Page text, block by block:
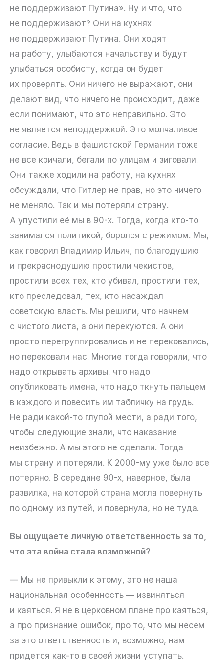
не поддерживают Путина». Ну и что, что
не поддерживают? Они на кухнях
не поддерживают Путина. Они ходят
на работу, улыбаются начальству и будут
улыбаться особисту, когда он будет
их проверять. Они ничего не выражают, они
делают вид, что ничего не происходит, даже
если понимают, что это неправильно. Это
не является неподдержкой. Это молчаливое
согласие. Ведь в фашистской Германии тоже
не все кричали, бегали по улицам и зиговали.
Они также ходили на работу, на кухнях
обсуждали, что Гитлер не прав, но это ничего
не меняло. Так и мы потеряли страну.
А упустили её мы в 90-х. Тогда, когда кто-то
занимался политикой, боролся с режимом. Мы,
как говорил Владимир Ильич, по благодушию
и прекраснодушию простили чекистов,
простили всех тех, кто убивал, простили тех,
кто преследовал, тех, кто насаждал
советскую власть. Мы решили, что начнем
с чистого листа, а они перекуются. А они
просто перегруппировались и не перековались,
но перековали нас. Многие тогда говорили, что
надо открывать архивы, что надо
опубликовать имена, что надо ткнуть пальцем
в каждого и повесить им табличку на грудь.
Не ради какой-то глупой мести, а ради того,
чтобы следующие знали, что наказание
неизбежно. А мы этого не сделали. Тогда
мы страну и потеряли. К 2000-му уже было все
потеряно. В середине 90-х, наверное, была
развилка, на которой страна могла повернуть
по одному из путей, и повернула, но не туда.
Вы ощущаете личную ответственность за то,
что эта война стала возможной?
— Мы не привыкли к этому, это не наша
национальная особенность — извиняться
и каяться. Я не в церковном плане про каяться,
а про признание ошибок, про то, что мы несем
за это ответственность и, возможно, нам
придется как-то в своей жизни уступать.